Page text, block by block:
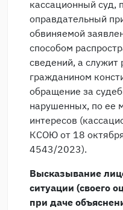
кассационный суд,
оправдательный
обвиняемой
способом
сведений, а служит
гражданином
обращение за
нарушенных, по ее
интересов
КСОЮ от 18
4543/2023).
Высказывание
ситуации (своего
при даче